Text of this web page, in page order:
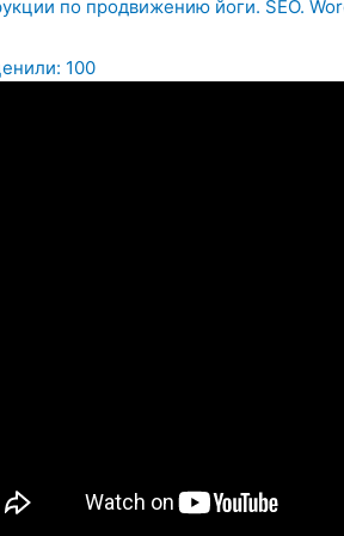
по продвижению йоги. SEO.
100